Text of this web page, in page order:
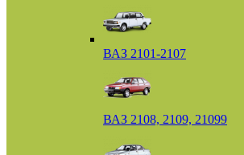
ВАЗ 2101-2107
ВАЗ 2108, 2109, 21099